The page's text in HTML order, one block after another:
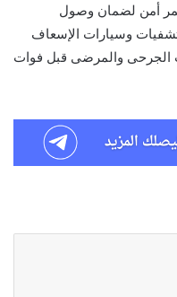
أمن لضمان وصول
وسيارات الإسعاف
الجرحى والمرضى قبل فوات